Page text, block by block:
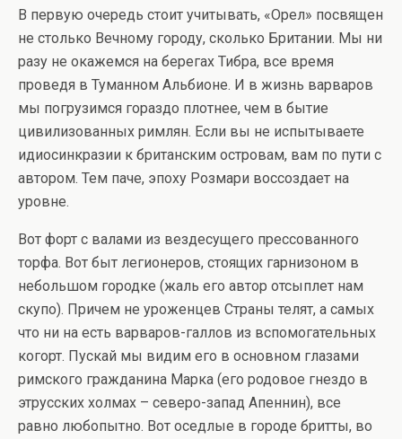
В первую очередь стоит учитывать, «Орел» посвящен
не столько Вечному городу, сколько Британии. Мы ни
разу не окажемся на берегах Тибра, все время
проведя в Туманном Альбионе. И в жизнь варваров
мы погрузимся гораздо плотнее, чем в бытие
цивилизованных римлян. Если вы не испытываете
идиосинкразии к британским островам, вам по пути с
автором. Тем паче, эпоху Розмари воссоздает на
уровне.
Вот форт с валами из вездесущего прессованного
торфа. Вот быт легионеров, стоящих гарнизоном в
небольшом городке (жаль его автор отсыплет нам
скупо). Причем не уроженцев Страны телят, а самых
что ни на есть варваров-галлов из вспомогательных
когорт. Пускай мы видим его в основном глазами
римского гражданина Марка (его родовое гнездо в
этрусских холмах – северо-запад Апеннин), все
равно любопытно. Вот оседлые в городе бритты, во